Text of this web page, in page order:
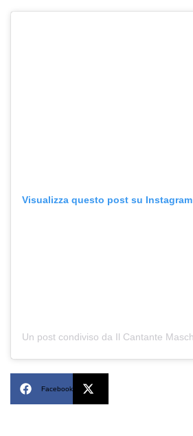
Visualizza questo post su Instagram
Facebook